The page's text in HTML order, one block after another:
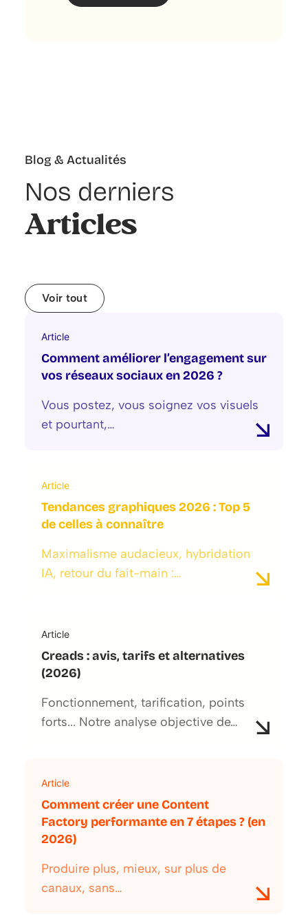
Blog & Actualités
Nos derniers
Articles
Voir tout
Article
Comment améliorer l’engagement sur
vos réseaux sociaux en 2026 ?
Vous postez, vous soignez vos visuels
et pourtant,…
Article
Tendances graphiques 2026 : Top 5
de celles à connaître
Maximalisme audacieux, hybridation
IA, retour du fait-main :…
Article
Creads : avis, tarifs et alternatives
(2026)
Fonctionnement, tarification, points
forts... Notre analyse objective de…
Article
Comment créer une Content
Factory performante en 7 étapes ? (en
2026)
Produire plus, mieux, sur plus de
canaux, sans…